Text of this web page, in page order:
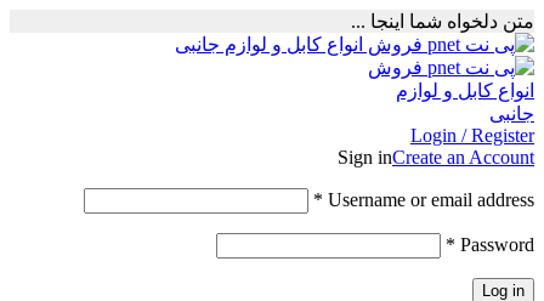
متن دلخواه شما اینجا ...
Login / Register
Sign inCreate an Account
Username or email address
*
Password
*
Log in